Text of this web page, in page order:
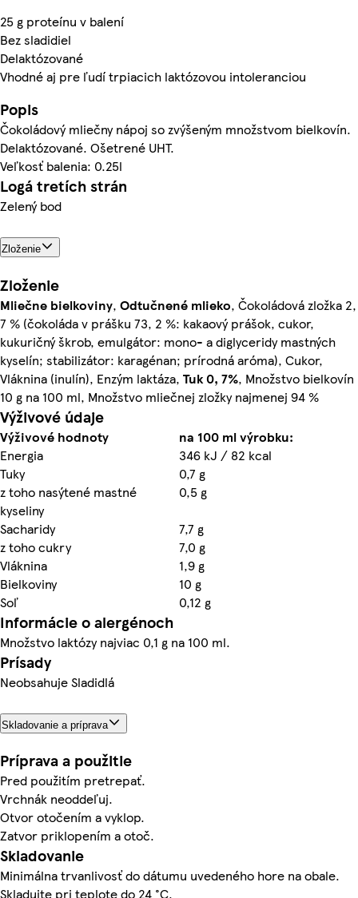
25 g proteínu v balení
Bez sladidiel
Delaktózované
Vhodné aj pre ľudí trpiacich laktózovou intoleranciou
Popis
Čokoládový mliečny nápoj so zvýšeným množstvom bielkovín.
Delaktózované. Ošetrené UHT.
Veľkosť balenia: 0.25l
Logá tretích strán
Zelený bod
Zloženie
Zloženie
Mliečne bielkoviny, Odtučnené mlieko, Čokoládová zložka 2,
7 % (čokoláda v prášku 73, 2 %: kakaový prášok, cukor,
kukuričný škrob, emulgátor: mono- a diglyceridy mastných
kyselín; stabilizátor: karagénan; prírodná aróma), Cukor,
Vláknina (inulín), Enzým laktáza, Tuk 0, 7%, Množstvo bielkovín
10 g na 100 ml, Množstvo mliečnej zložky najmenej 94 %
Výživové údaje
Výživové hodnoty
na 100 ml výrobku:
Energia
346 kJ / 82 kcal
Tuky
0,7 g
z toho nasýtené mastné
kyseliny
0,5 g
Sacharidy
7,7 g
z toho cukry
7,0 g
Vláknina
1,9 g
Bielkoviny
10 g
Soľ
0,12 g
Informácie o alergénoch
Množstvo laktózy najviac 0,1 g na 100 ml.
Prísady
Neobsahuje Sladidlá
Skladovanie a príprava
Príprava a použitie
Pred použitím pretrepať.
Vrchnák neoddeľuj.
Otvor otočením a vyklop.
Zatvor priklopením a otoč.
Skladovanie
Minimálna trvanlivosť do dátumu uvedeného hore na obale.
Skladujte pri teplote do 24 °C.